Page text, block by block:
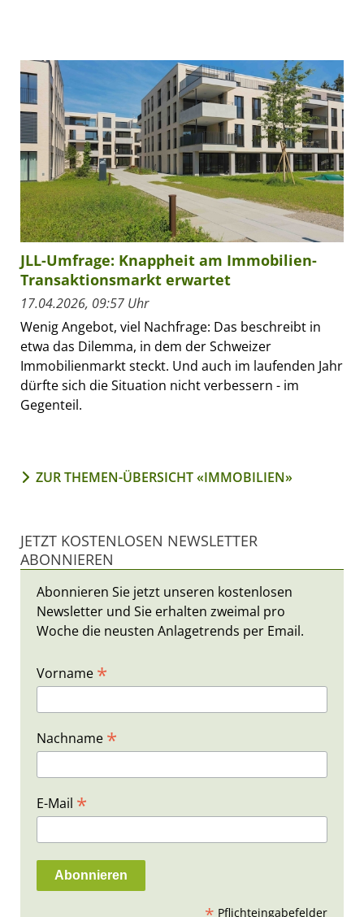
JLL-Umfrage: Knappheit am Immobilien-
Transaktionsmarkt erwartet
17.04.2026, 09:57 Uhr
Wenig Angebot, viel Nachfrage: Das beschreibt in
etwa das Dilemma, in dem der Schweizer
Immobilienmarkt steckt. Und auch im laufenden Jahr
dürfte sich die Situation nicht verbessern - im
Gegenteil.
ZUR THEMEN-ÜBERSICHT «IMMOBILIEN»
JETZT KOSTENLOSEN NEWSLETTER
ABONNIEREN
Abonnieren Sie jetzt unseren kostenlosen
Newsletter und Sie erhalten zweimal pro
Woche die neusten Anlagetrends per Email.
Vorname *
Nachname *
E-Mail *
Pflichteingabefelder